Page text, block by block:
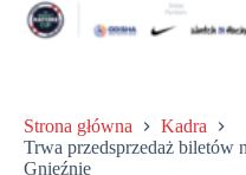
Strona główna
Kadra
Trwa przedsprzedaż biletów
Gnieźnie